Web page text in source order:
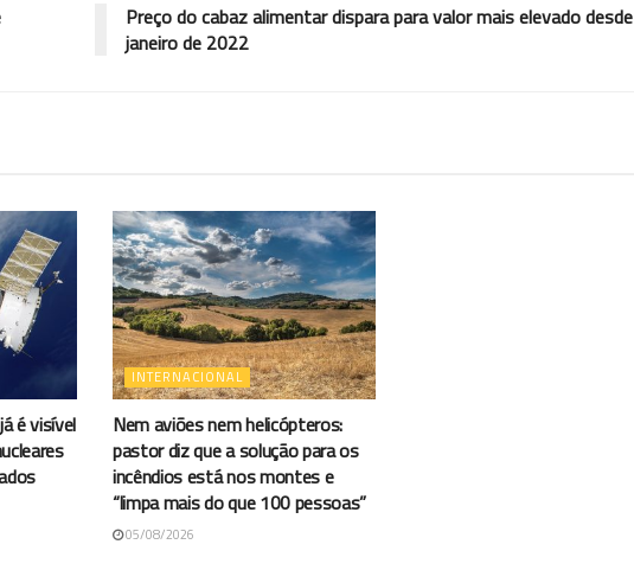
Preço do cabaz alimentar dispara para valor mais elevado desde
janeiro de 2022
é visível
INTERNACIONAL
Nem aviões nem helicópteros:
pastor diz que a solução para os
incêndios está nos montes e
“limpa mais do que 100 pessoas”
05/08/2026